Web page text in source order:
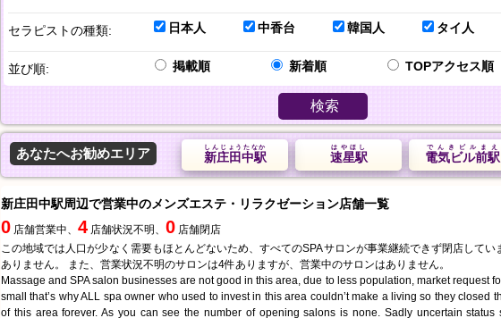
セラピストの種類: 日本人 中香台 韓国人 タイ人
並び順: 掲載順 新着順 TOPアクセス順
検索
あなたへお勧めエリア 電気ビル前駅
でんきビルまえ
速星駅
はやほし
新庄田中駅
しんじょうたなか
新庄田中駅周辺で営業中のメンズエステ・リラクゼーション店舗一覧
0 店舗営業中、 4 店舗状況不明、 0 店舗閉店
この地域では人口が少なく需要もほとんどないため、すべてのSPAサロンが事業継続できず閉店してい
ありません。 また、営業状況不明のサロンは4件ありますが、営業中のサロンはありません。
Massage and SPA salon businesses are not good in this area, due to less population, market request
small that’s why ALL spa owner who used to invest in this area couldn’t make a living so they closed
of this area forever. As you can see the number of opening salons is none. Sadly uncertain